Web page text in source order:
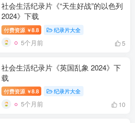
社会生活纪录片《“天生好战”的以色列
2024》下载
付费资源 ￥8.8 纪录片大全
5个月前 5
社会生活纪录片《英国乱象 2024》下
载
付费资源 ￥8.8 纪录片大全
5个月前 10